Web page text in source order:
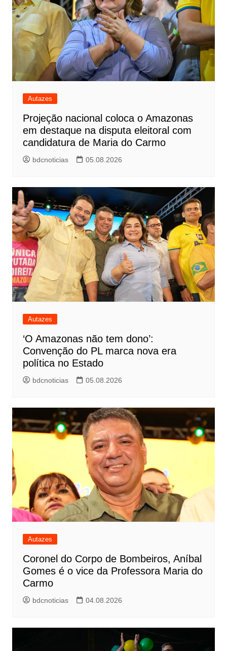
Autazes
Projeção nacional coloca o Amazonas
em destaque na disputa eleitoral com
candidatura de Maria do Carmo
bdcnoticias 05.08.2026
Autazes
‘O Amazonas não tem dono’:
Convenção do PL marca nova era
política no Estado
bdcnoticias 05.08.2026
Autazes
Coronel do Corpo de Bombeiros, Aníbal
Gomes é o vice da Professora Maria do
Carmo
bdcnoticias 04.08.2026